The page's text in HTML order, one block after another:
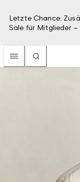
Letzte Chance:
Sale für Mitglieder –